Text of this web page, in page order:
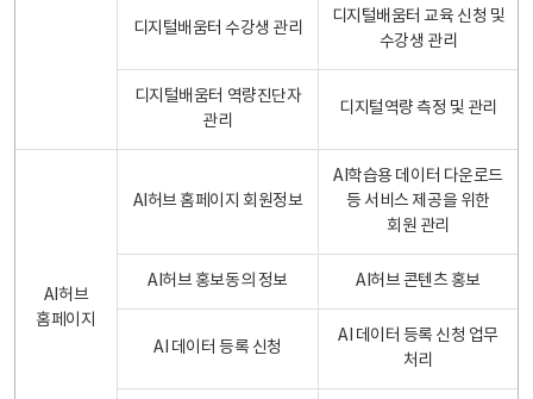
디지털배움터 수강생 관리
디지털배움터 교육 신청 및
수강생 관리
디지털배움터 역량진단자
관리
디지털역량 측정 및 관리
AI허브
홈페이지
AI허브 홈페이지 회원정보
AI학습용 데이터 다운로드
등 서비스 제공을 위한
회원 관리
AI허브 홍보동의 정보 AI허브 콘텐츠 홍보
AI 데이터 등록 신청
AI 데이터 등록 신청 업무
처리